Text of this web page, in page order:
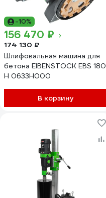
-10%
156 470 ₽
174 130 ₽
Шлифовальная машина для
бетона EIBENSTOCK EBS 180
H 0633H000
В корзину